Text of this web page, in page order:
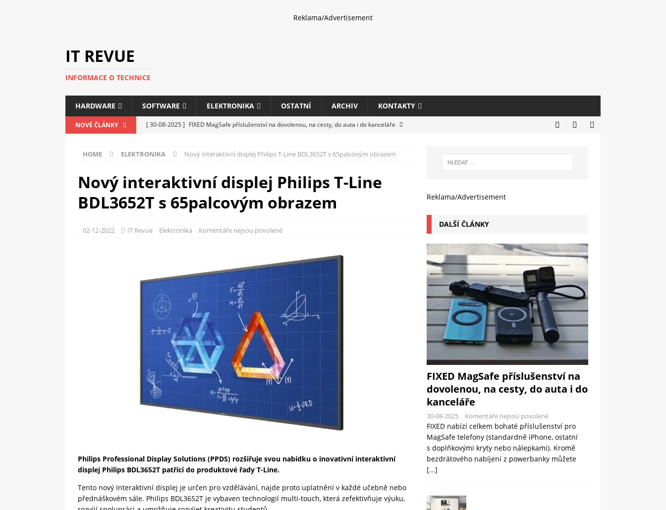
Reklama/Advertisement
IT REVUE
INFORMACE O TECHNICE
HARDWARE SOFTWARE ELEKTRONIKA OSTATNÍ ARCHIV KONTAKTY
NOVÉ ČLÁNKY [ 30-08-2025 ] FIXED MagSafe příslušenství na dovolenou, na cesty, do auta i do kanceláře
[ 14-05-2025 ] Genius na veletrhu COMPUTEX 2025 představí nové příslušenství pro hráče,
kanceláře i domácnosti
HARDWARE
Nová řada multifunkčních kancelářských tiskáren Canon imageFORCE s modely
C5100 a 6100
PERIFERIE
Blockchain a růst krypto kasin: Co by měli vědět milovníci technologií
SOFTWARE
HOME ELEKTRONIKA Nový interaktivní displej Philips T-Line BDL3652T s 65palcovým obrazem
Nový interaktivní displej Philips T-Line
BDL3652T s 65palcovým obrazem
02-12-2022 IT Revue Elektronika Komentáře nejsou povolené
Philips Professional Display Solutions (PPDS) rozšiřuje svou nabídku o inovativní interaktivní
displej Philips BDL3652T patřící do produktové řady T-Line.
Tento nový Interaktivní displej je určen pro vzdělávání, najde proto uplatnění v každé učebně nebo
přednáškovém sále. Philips BDL3652T je vybaven technologií multi-touch, která zefektivňuje výuku,
Reklama/Advertisement
DALŠÍ ČLÁNKY
FIXED MagSafe příslušenství na
dovolenou, na cesty, do auta i do
kanceláře
30-08-2025 Komentáře nejsou povolené
FIXED nabízí celkem bohaté příslušenství pro
MagSafe telefony (standardně iPhone, ostatní
s doplňkovými kryty nebo nálepkami). Kromě
bezdrátového nabíjení z powerbanky můžete
[...]